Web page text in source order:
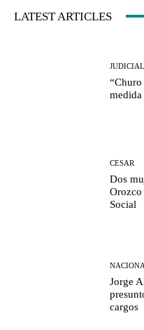
LATEST ARTICLES
JUDICIAL
medida
CESAR
Dos
Social
Jorge
cargos